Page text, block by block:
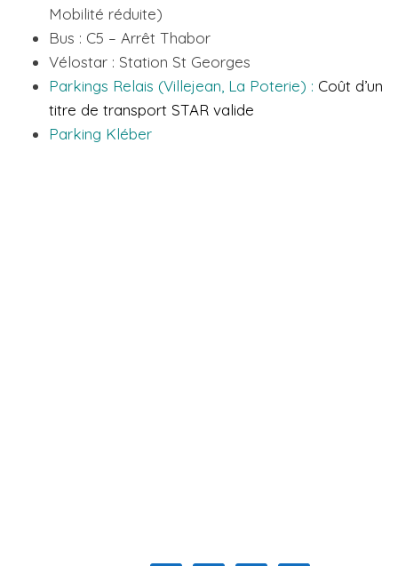
Mobilité réduite)
Bus : C5 – Arrêt Thabor
Vélostar : Station St Georges
Parkings Relais (Villejean, La Poterie) : Coût d’un
titre de transport STAR valide
Parking Kléber